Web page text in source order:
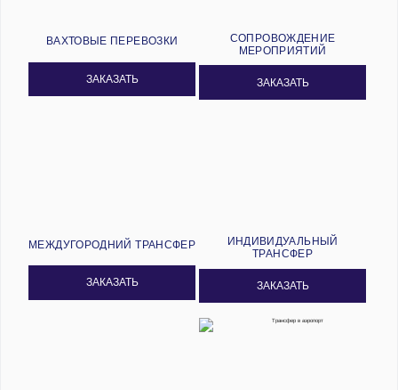
ВАХТОВЫЕ ПЕРЕВОЗКИ
ЗАКАЗАТЬ
СОПРОВОЖДЕНИЕ
МЕРОПРИЯТИЙ
ЗАКАЗАТЬ
МЕЖДУГОРОДНИЙ ТРАНСФЕР
ЗАКАЗАТЬ
ИНДИВИДУАЛЬНЫЙ
ТРАНСФЕР
ЗАКАЗАТЬ